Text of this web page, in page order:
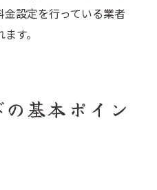
設定を行っている業者
す。
基本ポイン